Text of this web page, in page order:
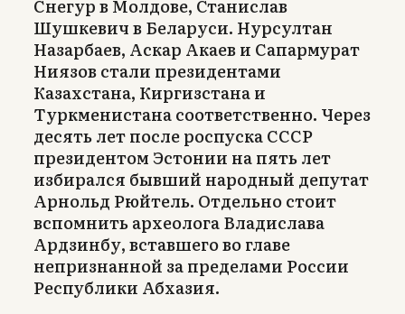
Снегур в Молдове, Станислав
Шушкевич в Беларуси. Нурсултан
Назарбаев, Аскар Акаев и Сапармурат
Ниязов стали президентами
Казахстана, Киргизстана и
Туркменистана соответственно. Через
десять лет после роспуска СССР
президентом Эстонии на пять лет
избирался бывший народный депутат
Арнольд Рюйтель. Отдельно стоит
вспомнить археолога Владислава
Ардзинбу, вставшего во главе
непризнанной за пределами России
Республики Абхазия.